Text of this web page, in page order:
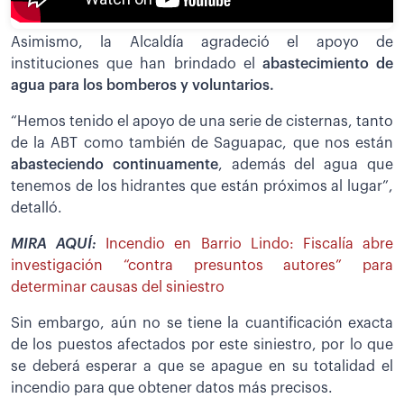
Asimismo, la Alcaldía agradeció el apoyo de
instituciones que han brindado el
abastecimiento de
agua para los bomberos y voluntarios.
“Hemos tenido el apoyo de una serie de cisternas, tanto
de la ABT como también de Saguapac, que nos están
abasteciendo continuamente, además del agua que
tenemos de los hidrantes que están próximos al lugar”,
detalló.
MIRA AQUÍ:
Incendio en Barrio Lindo: Fiscalía abre
investigación “contra presuntos autores” para
determinar causas del siniestro
Sin embargo, aún no se tiene la cuantificación exacta
de los puestos afectados por este siniestro, por lo que
se deberá esperar a que se apague en su totalidad el
incendio para que obtener datos más precisos.